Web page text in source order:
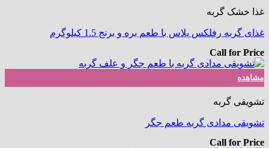
غذا خشک گربه
غذای گربه رفلکس پلاس با طعم بره و برنج 1.5 کیلوگرم
Call for Price
مشاهده
تشویقی گربه
تشویقی مدادی گربه طعم جگر
Call for Price